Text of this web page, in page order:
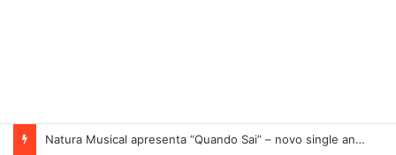
Natura Musical apresenta “Quando Sai” – novo single antecipa estreia do primeiro álbum solo de Elisa Maia